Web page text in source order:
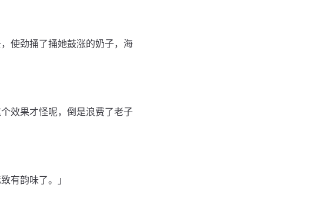
使劲捅了捅她鼓涨的奶子，海
效果才怪呢，倒是浪费了老子
有韵味了。」